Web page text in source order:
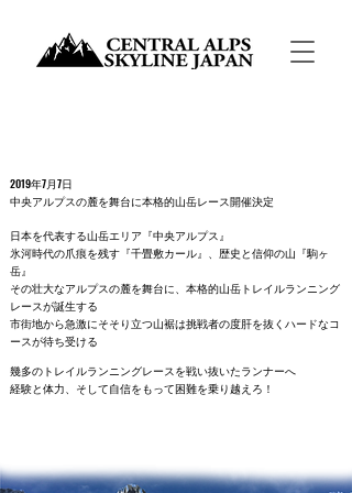
2019年7月7日
中央アルプスの麓を舞台に本格的山岳レース開催決定
日本を代表する山岳エリア『中央アルプス』
氷河時代の爪痕を残す『千畳敷カール』、歴史と信仰の山『駒ヶ
岳』
その壮大なアルプスの麓を舞台に、本格的山岳トレイルランニング
レースが誕生する
市街地から急激にそそり立つ山裾は挑戦者の度肝を抜くハードなコ
ースが待ち受ける
幾多のトレイルランニングレースを戦い抜いたランナーへ
経験と体力、そして自信をもって困難を乗り越えろ！